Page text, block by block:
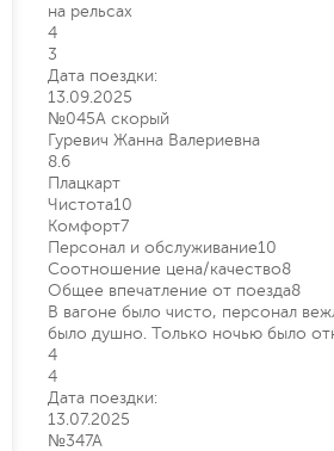
на рельсах
4
3
Дата поездки:
13.09.2025
№045А скорый
Гуревич Жанна Валериевна
8.6
Плацкарт
Чистота10
Комфорт7
Персонал и обслуживание10
Соотношение цена/качество8
Общее впечатление от поезда8
В вагоне было чисто, персонал
было душно. Только ночью было
4
4
Дата поездки:
13.07.2025
№347А